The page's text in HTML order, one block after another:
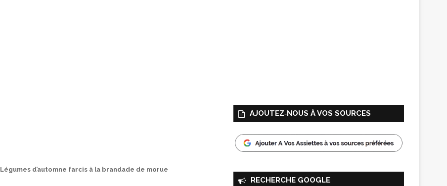
Légumes d’automne farcis à la brandade de morue
AJOUTEZ‑NOUS À VOS SOURCES
RECHERCHE GOOGLE